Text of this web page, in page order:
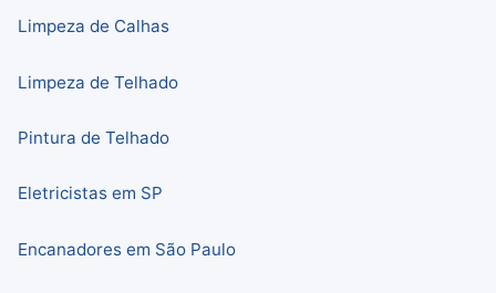
Limpeza de Calhas
Limpeza de Telhado
Pintura de Telhado
Eletricistas em SP
Encanadores em São Paulo